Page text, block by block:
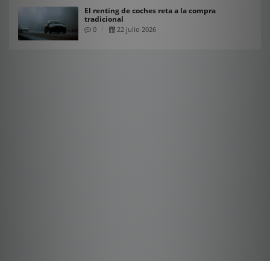
El renting de coches reta a la compra
tradicional
0 22 julio 2026